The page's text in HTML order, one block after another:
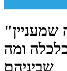
"סקירה שבועית"-כל מה שמעניין
ומה
שביניהם